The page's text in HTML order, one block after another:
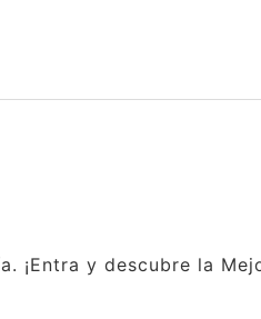
¡Entra y descubre la